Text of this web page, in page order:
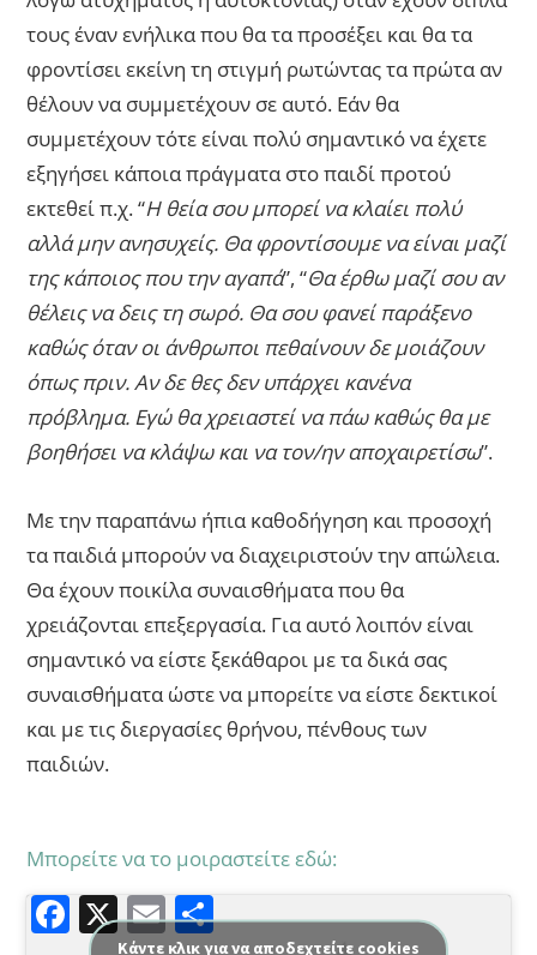
τους έναν ενήλικα που θα τα προσέξει και θα τα
φροντίσει εκείνη τη στιγμή ρωτώντας τα πρώτα αν
θέλουν να συμμετέχουν σε αυτό. Εάν θα
συμμετέχουν τότε είναι πολύ σημαντικό να έχετε
εξηγήσει κάποια πράγματα στο παιδί προτού
εκτεθεί π.χ. “Η θεία σου μπορεί να κλαίει πολύ
αλλά μην ανησυχείς. Θα φροντίσουμε να είναι μαζί
της κάποιος που την αγαπά”, “Θα έρθω μαζί σου αν
θέλεις να δεις τη σωρό. Θα σου φανεί παράξενο
καθώς όταν οι άνθρωποι πεθαίνουν δε μοιάζουν
όπως πριν. Αν δε θες δεν υπάρχει κανένα
πρόβλημα. Εγώ θα χρειαστεί να πάω καθώς θα με
βοηθήσει να κλάψω και να τον/ην αποχαιρετίσω”.
Με την παραπάνω ήπια καθοδήγηση και προσοχή
τα παιδιά μπορούν να διαχειριστούν την απώλεια.
Θα έχουν ποικίλα συναισθήματα που θα
χρειάζονται επεξεργασία. Για αυτό λοιπόν είναι
σημαντικό να είστε ξεκάθαροι με τα δικά σας
συναισθήματα ώστε να μπορείτε να είστε δεκτικοί
και με τις διεργασίες θρήνου, πένθους των
παιδιών.
Μπορείτε να το μοιραστείτε εδώ:
F X E Μ
Κάντε κλικ για να αποδεχτείτε cookies